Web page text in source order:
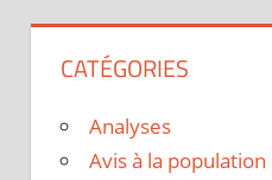
CATÉGORIES
Analyses
Avis à la population